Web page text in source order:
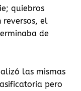
quiebros
el
de
las mismas
pero